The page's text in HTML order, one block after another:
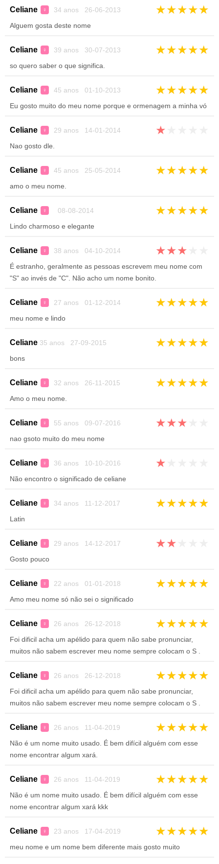
Celiane ♀ 34 anos 26-06-2013 ★★★★★
Alguem gosta deste nome
Celiane ♀ 39 anos 30-07-2013 ★★★★★
so quero saber o que significa.
Celiane ♀ 45 anos 01-10-2013 ★★★★★
Eu gosto muito do meu nome porque e ormenagem a minha vó
Celiane ♀ 29 anos 14-01-2014 ★
Nao gosto dle.
Celiane ♀ 45 anos 25-05-2014 ★★★★★
amo o meu nome.
Celiane ♀ 08-08-2014 ★★★★★
Lindo charmoso e elegante
Celiane ♀ 38 anos 04-10-2014 ★★★
É estranho, geralmente as pessoas escrevem meu nome com
"S" ao invés de "C". Não acho um nome bonito.
Celiane ♀ 27 anos 01-12-2014 ★★★★★
meu nome e lindo
Celiane 35 anos 27-09-2015 ★★★★★
bons
Celiane ♀ 32 anos 26-11-2015 ★★★★★
Amo o meu nome.
Celiane ♀ 55 anos 09-07-2016 ★★★
nao gsoto muito do meu nome
Celiane ♀ 36 anos 10-10-2016 ★
Não encontro o significado de celiane
Celiane ♀ 34 anos 11-12-2017 ★★★★★
Latin
Celiane ♀ 29 anos 14-12-2017 ★★
Gosto pouco
Celiane ♀ 22 anos 01-01-2018 ★★★★★
Amo meu nome só não sei o significado
Celiane ♀ 26 anos 26-12-2018 ★★★★★
Foi dificil acha um apélido para quem não sabe pronunciar,
muitos não sabem escrever meu nome sempre colocam o S .
Celiane ♀ 26 anos 26-12-2018 ★★★★★
Foi dificil acha um apélido para quem não sabe pronunciar,
muitos não sabem escrever meu nome sempre colocam o S .
Celiane ♀ 26 anos 11-04-2019 ★★★★★
Não é um nome muito usado. É bem difícil alguém com esse
nome encontrar algum xará.
Celiane ♀ 26 anos 11-04-2019 ★★★★★
Não é um nome muito usado. É bem difícil alguém com esse
nome encontrar algum xará kkk
Celiane ♀ 23 anos 17-04-2019 ★★★★★
meu nome e um nome bem diferente mais gosto muito